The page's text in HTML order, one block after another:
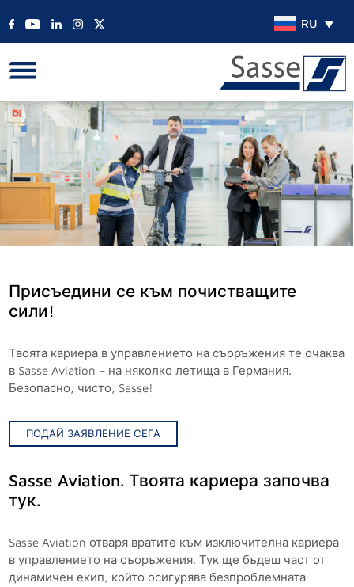
RU
Присъедини се към почистващите
сили!
Твоята кариера в управлението на съоръжения те очаква
в Sasse Aviation – на няколко летища в Германия.
Безопасно, чисто, Sasse!
ПОДАЙ ЗАЯВЛЕНИЕ СЕГА
Sasse Aviation. Твоята кариера започва
тук.
Sasse Aviation отваря вратите към изключителна кариера
в управлението на съоръжения. Тук ще бъдеш част от
динамичен екип, който осигурява безпроблемната